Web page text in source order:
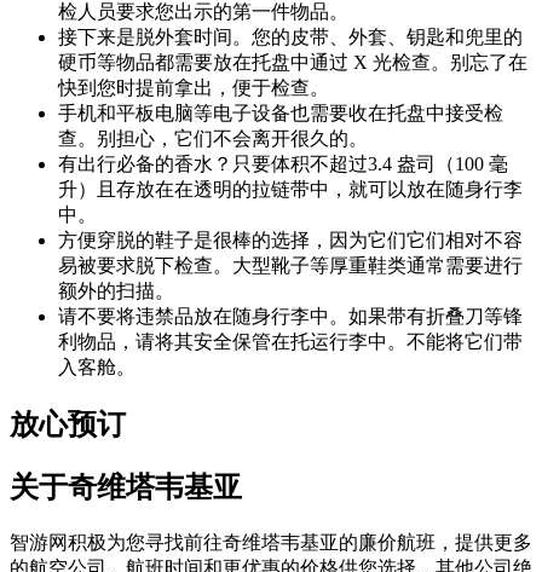
检人员要求您出示的第一件物品。
接下来是脱外套时间。您的皮带、外套、钥匙和兜里的
硬币等物品都需要放在托盘中通过 X 光检查。别忘了在
快到您时提前拿出，便于检查。
手机和平板电脑等电子设备也需要收在托盘中接受检
查。别担心，它们不会离开很久的。
有出行必备的香水？只要体积不超过3.4 盎司（100 毫
升）且存放在在透明的拉链带中，就可以放在随身行李
中。
方便穿脱的鞋子是很棒的选择，因为它们它们相对不容
易被要求脱下检查。大型靴子等厚重鞋类通常需要进行
额外的扫描。
请不要将违禁品放在随身行李中。如果带有折叠刀等锋
利物品，请将其安全保管在托运行李中。不能将它们带
入客舱。
放心预订
关于奇维塔韦基亚
智游网积极为您寻找前往奇维塔韦基亚的廉价航班，提供更多
的航空公司、航班时间和更优惠的价格供您选择，其他公司绝